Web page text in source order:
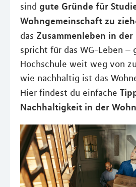
sind gute Gründe für
Wohngemeinschaft zu
das Zusammenleben in
spricht für das WG-Leben –
Hochschule weit weg von
wie nachhaltig ist das
Hier findest du einfache
Nachhaltigkeit in der